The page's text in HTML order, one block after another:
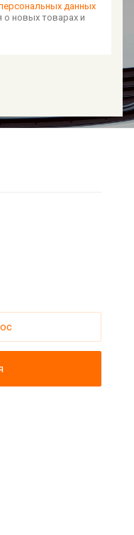
данных
новых товарах и